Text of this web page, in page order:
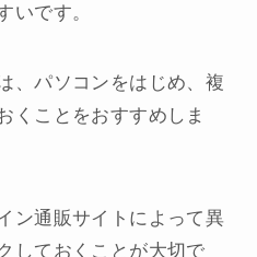
いです。
、パソコンをはじめ、複
くことをおすすめしま
ン通販サイトによって異
しておくことが大切で